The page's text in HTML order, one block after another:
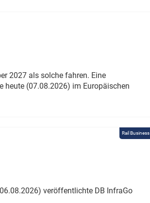
2027 als solche fahren. Eine
heute (07.08.2026) im Europäischen
Rail Business
veröffentlichte DB InfraGo